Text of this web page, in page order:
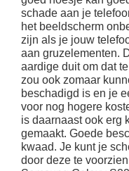
schade aan je
het beeldscherm
zijn als je jouw
aan gruzelementen.
aardige duit om dat
zou ook zomaar
beschadigd is en je
voor nog hogere
is daarnaast ook erg
gemaakt. Goede
kwaad. Je kunt je
door deze te